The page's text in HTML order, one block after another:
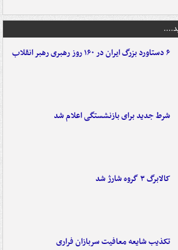
۶ دستاورد بزرگ ایران در ۱۶۰ روز رهبری رهبر انقلاب
شرط جدید برای بازنشستگی اعلام شد
کالابرگ ۳ گروه شارژ شد
تکذیب شایعه معافیت سربازان فراری